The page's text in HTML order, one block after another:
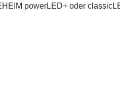
powerLED+ oder